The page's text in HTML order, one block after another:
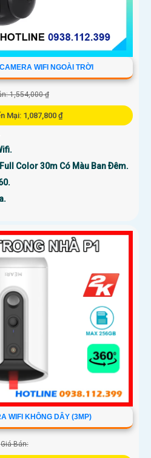
WIFI NGOÀI TRỜI
1,554,000 ₫
Mại: 1,087,800 ₫
Full Color 30m Có Màu Ban Ðêm.
WIFI KHÔNG DÂY (3MP)
Giá Bán: